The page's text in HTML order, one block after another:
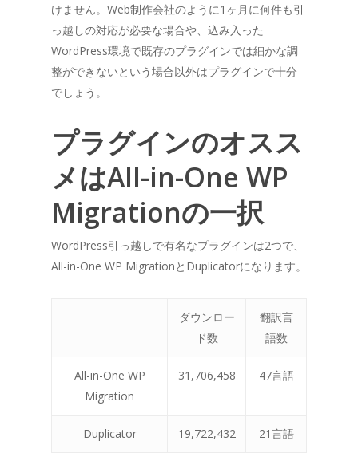
けません。Web制作会社のように1ヶ月に何件も引
っ越しの対応が必要な場合や、込み入った
WordPress環境で既存のプラグインでは細かな調
整ができないという場合以外はプラグインで十分
でしょう。
プラグインのオスス
メはAll-in-One WP
Migrationの一択
WordPress引っ越しで有名なプラグインは2つで、
All-in-One WP MigrationとDuplicatorになります。
ダウンロー
ド数
翻訳言
語数
All-in-One WP
Migration
31,706,458 47言語
Duplicator 19,722,432 21言語